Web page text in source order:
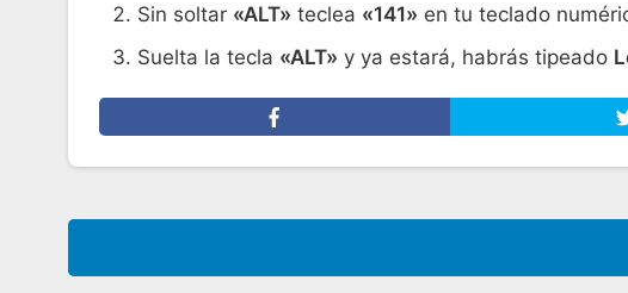
Sin soltar «ALT» teclea «141» en tu teclado
Suelta la tecla «ALT» y ya estará, habrás tipeado